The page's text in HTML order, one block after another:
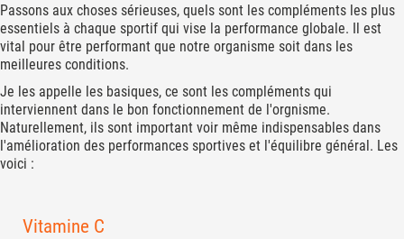
Passons aux choses sérieuses, quels sont les compléments les plus
essentiels à chaque sportif qui vise la performance globale. Il est
vital pour être performant que notre organisme soit dans les
meilleures conditions.
Je les appelle les basiques, ce sont les compléments qui
interviennent dans le bon fonctionnement de l'orgnisme.
Naturellement, ils sont important voir même indispensables dans
l'amélioration des performances sportives et l'équilibre général. Les
voici :
Vitamine C